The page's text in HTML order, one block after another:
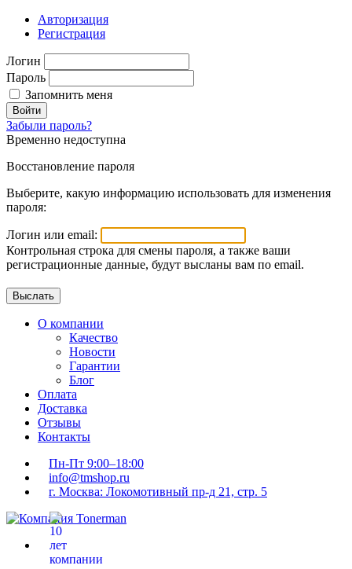
Авторизация
Регистрация
Логин
Пароль
Запомнить меня
Войти
Забыли пароль?
Временно недоступна
Восстановление пароля
Выберите, какую информацию использовать для изменения
пароля:
Логин или email:
Контрольная строка для смены пароля, а также ваши
регистрационные данные, будут высланы вам по email.
О компании
Качество
Новости
Гарантии
Блог
Оплата
Доставка
Отзывы
Контакты
Пн-Пт 9:00–18:00
info@tmshop.ru
г. Москва: Локомотивный пр-д 21, стр. 5